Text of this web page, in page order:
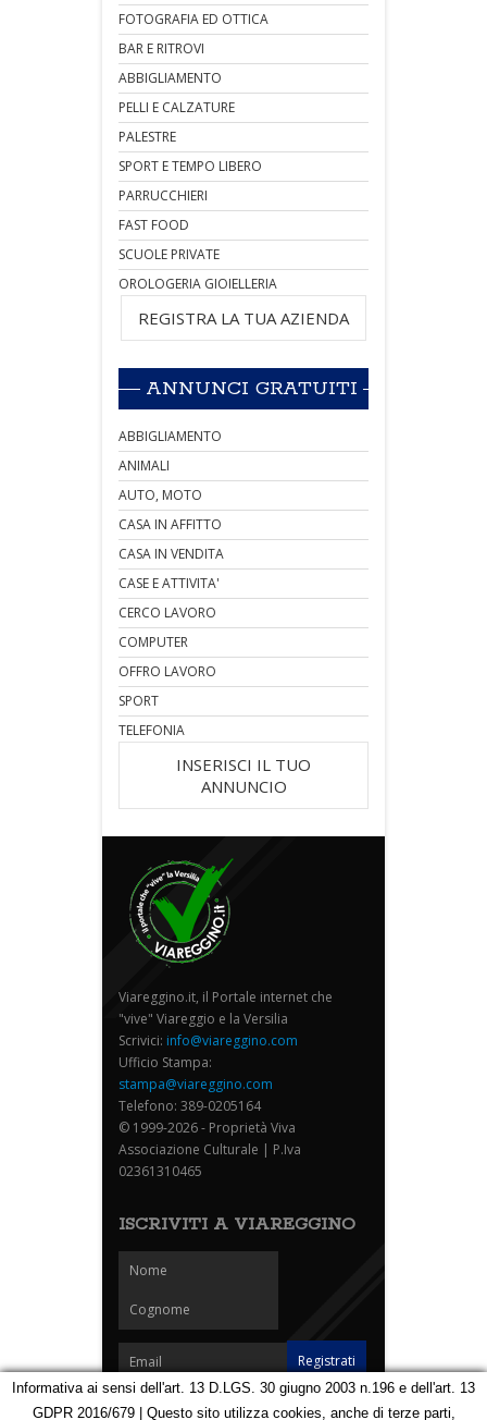
FOTOGRAFIA ED OTTICA
BAR E RITROVI
ABBIGLIAMENTO
PELLI E CALZATURE
PALESTRE
SPORT E TEMPO LIBERO
PARRUCCHIERI
FAST FOOD
SCUOLE PRIVATE
OROLOGERIA GIOIELLERIA
REGISTRA LA TUA AZIENDA
ANNUNCI GRATUITI
ABBIGLIAMENTO
ANIMALI
AUTO, MOTO
CASA IN AFFITTO
CASA IN VENDITA
CASE E ATTIVITA'
CERCO LAVORO
COMPUTER
OFFRO LAVORO
SPORT
TELEFONIA
INSERISCI IL TUO
ANNUNCIO
Viareggino.it, il Portale internet che
"vive" Viareggio e la Versilia
Scrivici: info@viareggino.com
Ufficio Stampa:
stampa@viareggino.com
Telefono: 389-0205164
© 1999-2026 - Proprietà Viva
Associazione Culturale | P.Iva
02361310465
ISCRIVITI A VIAREGGINO
Informativa ai sensi dell'art. 13 D.LGS. 30 giugno 2003 n.196 e dell'art. 13
GDPR 2016/679 | Questo sito utilizza cookies, anche di terze parti,